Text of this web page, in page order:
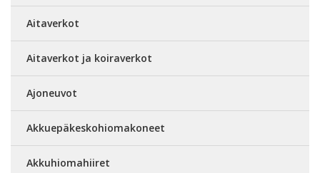
Aitaverkot
Aitaverkot ja koiraverkot
Ajoneuvot
Akkuepäkeskohiomakoneet
Akkuhiomahiiret